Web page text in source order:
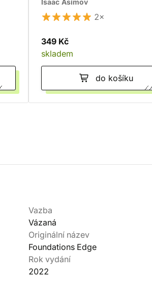
Isaac Asimov
2×
349 Kč
skladem
do košíku
Vazba
Vázaná
Originální název
Foundations Edge
Rok vydání
2022